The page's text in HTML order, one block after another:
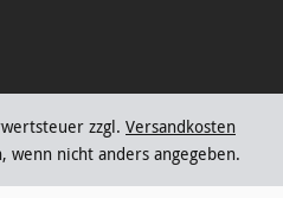
zzgl. Versandkosten
wenn nicht anders angegeben.